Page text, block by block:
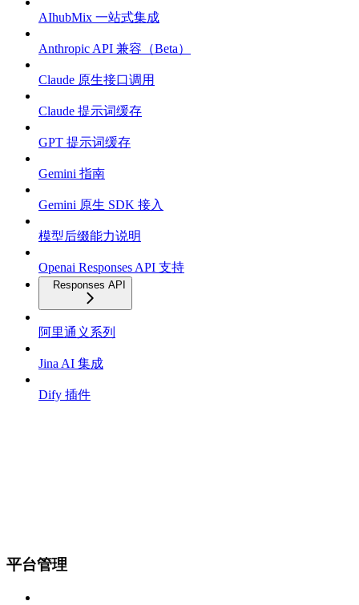
AIhubMix 一站式集成
Anthropic API 兼容（Beta）
Claude 原生接口调用
Claude 提示词缓存
GPT 提示词缓存
Gemini 指南
Gemini 原生 SDK 接入
模型后缀能力说明
Openai Responses API 支持
Responses API
阿里通义系列
Jina AI 集成
Dify 插件
平台管理